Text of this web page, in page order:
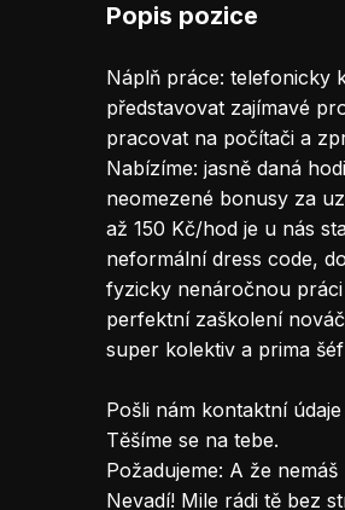
Popis pozice
Náplň práce: telefonicky
představovat zajímavé
pracovat na počítači a
Nabízíme: jasně daná
neomezené bonusy za
až 150 Kč/hod je u nás
neformální dress code,
fyzicky nenáročnou
perfektní zaškolení
super kolektiv a prima
Pošli nám kontaktní
Těšíme se na tebe.
Požadujeme: A že nemáš
Nevadí! Mile rádi tě bez